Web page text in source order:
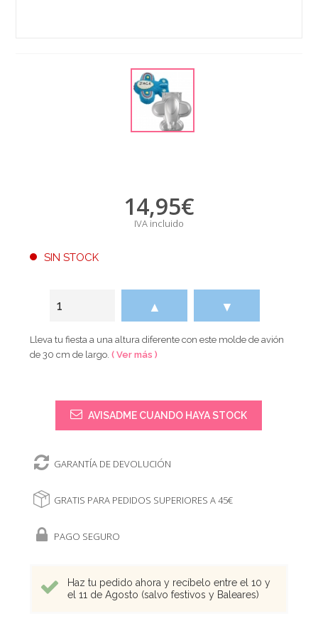
14,95€
IVA incluido
SIN STOCK
▲ ▼
Lleva tu fiesta a una altura diferente con este molde de avión
de 30 cm de largo.( Ver más )
AVISADME CUANDO HAYA STOCK
GARANTÍA DE DEVOLUCIÓN
GRATIS PARA PEDIDOS SUPERIORES A 45€
PAGO SEGURO
Haz tu pedido ahora y recíbelo entre el 10 y
el 11 de Agosto (salvo festivos y Baleares)